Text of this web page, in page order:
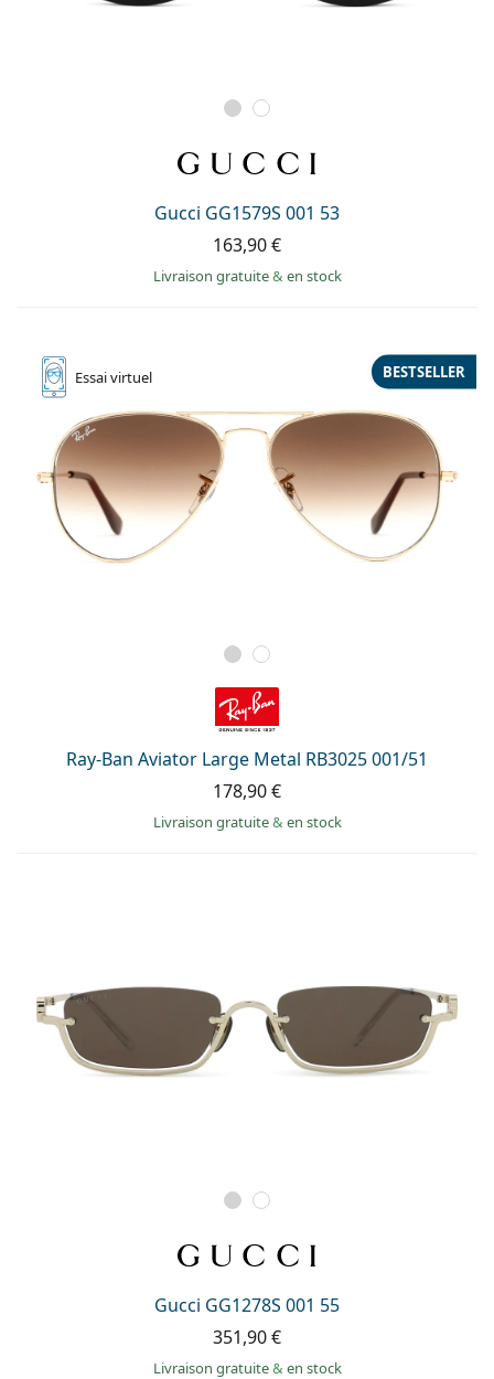
Gucci GG1579S 001 53
163,90 €
Livraison gratuite& en stock
Essaivirtuel
Ray-Ban Aviator Large Metal RB3025 001/51
BESTSELLER
178,90 €
Livraison gratuite& en stock
Gucci GG1278S 001 55
351,90 €
Livraison gratuite& en stock